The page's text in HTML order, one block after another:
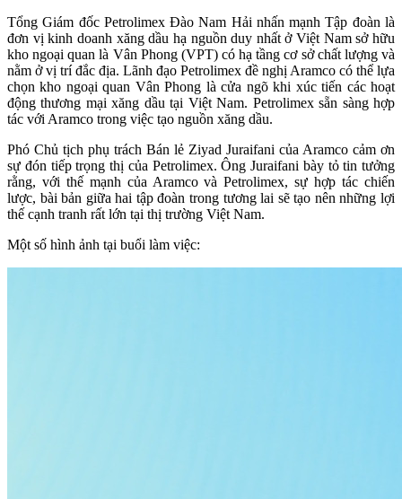
Tổng Giám đốc Petrolimex Đào Nam Hải nhấn mạnh Tập đoàn là
đơn vị kinh doanh xăng dầu hạ nguồn duy nhất ở Việt Nam sở hữu
kho ngoại quan là Vân Phong (VPT) có hạ tầng cơ sở chất lượng và
nằm ở vị trí đắc địa. Lãnh đạo Petrolimex đề nghị Aramco có thể lựa
chọn kho ngoại quan Vân Phong là cửa ngõ khi xúc tiến các hoạt
động thương mại xăng dầu tại Việt Nam. Petrolimex sẵn sàng hợp
tác với Aramco trong việc tạo nguồn xăng dầu.
Phó Chủ tịch phụ trách Bán lẻ Ziyad Juraifani của Aramco cảm ơn
sự đón tiếp trọng thị của Petrolimex. Ông Juraifani bày tỏ tin tưởng
rằng, với thế mạnh của Aramco và Petrolimex, sự hợp tác chiến
lược, bài bản giữa hai tập đoàn trong tương lai sẽ tạo nên những lợi
thế cạnh tranh rất lớn tại thị trường Việt Nam.
Một số hình ảnh tại buổi làm việc: